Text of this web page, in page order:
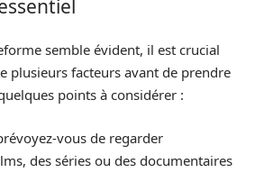
semble évident, il est crucial
plusieurs facteurs avant de prendre
points à considérer :
vous de regarder
des séries ou des documentaires